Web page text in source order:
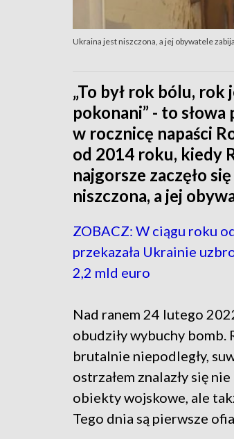
Ukraina jest niszczona, a jej obywatele
„To był rok bólu,
pokonani” - to
w rocznicę napaści
od 2014 roku, kiedy
najgorsze zaczęło
niszczona, a jej
ZOBACZ: W ciągu roku
przekazała Ukrainie
2,2 mld euro
Nad ranem 24 lutego
obudziły wybuchy bomb.
brutalnie niepodległy,
ostrzałem znalazły się
obiekty wojskowe, ale
Tego dnia są pierwsze